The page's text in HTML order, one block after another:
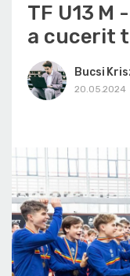
TF U13 M
a cucerit
Bucsi
20.05.2024